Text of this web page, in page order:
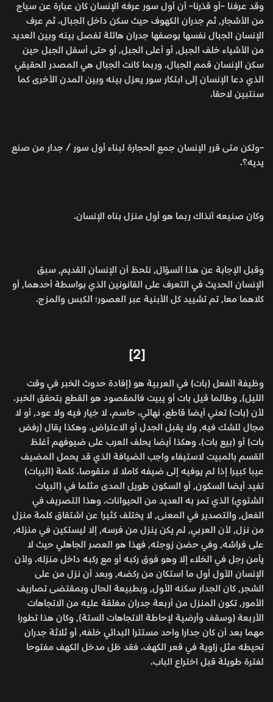
وقد عرفنا -أو قدّرنا- أن أول سور عرفه الإنسان كان عبارة عن سياج
من الأشجار, ثم جدران الكهوف حيث سكن داخل الجبال. ثم عرف
الإنسان الجبال نفسها بوصفها جدران هائلة تفصل بينه وبين العديد
من الأشياء خلف الجبل, أو أعلى الجبل, أو حتى أسفل الجبل حين
سكن الإنسان قمم الجبال. وربما كانت الجبال هي المصدر الحقيقي
الذي دعا الإنسان إلى ابتكار سور يعزل بينه وبين المدن الأخرى كما
سنتبين لاحقا.
-ولكن متى قرر الإنسان جمع الحجارة لبناء أول سور / جدار من صنع
يديه؟.
وكان صنيعه آنذاك ربما هو أول منزل بناه الإنسان.
وقبل الإجابة عن هذا السؤال, نلحظ أن الإنسان القديم, سبق
الإنسان الحديث في التعرف على القانونين الذي بواسطة أحدهما, أو
كلاهما معا, تم تشييد كل الأبنية عبر العصور؛ الكبس والمزج.
[2]
وظيفة الفعل (بات) في العربية هو (إفادة حدوث الخبر في وقت
الليل), وطالما قيل بات أو يبيت فالمقصود هو القطع بتحقق الخبر.
لأن (بات) تعني أيضا قاطع، نهائي، حاسم، لا خِيار فيه ولا عود, أو لا
مجال للشك فيه, ولا يقبل الجدل أو الاعتراض. وهكذا يقال (رفض
بات) أو (بيع بات). وهكذا أيضا يحلف العرب على ضيوفهم أغلظ
القسم بالمبيت لاستيفاء واجب الضيافة الذي قد يحمل المضيف
عيبا كبيرا إذا لم يوفيه إلى ضيفه كاملا لا منقوصا. كلمة (البيات)
تفيد أيضا السكون, أو السكون طويل المدى مثلما في (البيات
الشتوي) الذي تمر به العديد من الحيوانات. وهذا التصريف في
الفعل, والتصدير في المعنى, لا يختلف كثيرا عن اشتقاق كلمة منزل
من نزل, لأن العربي, لم يكن ينزل من فرسه, إلا ليستكين في منزله,
على فراشه, وفي حضن زوجته, فهذا هو العصر الجاهلي حيث لا
يأمن رجل في الخلاء إلا وهو فوق ركبه أو مع ركبه داخل منزله. ولأن
الإنسان الأول أول ما استكان من ركضه, وبعد أن نزل من على
الشجر, كان الجدار سكنه الأول, وبطبيعة الحال وبمقتضى تصاريف
الأمور, تكون المنزل من أربعة جدران مغلقة عليه من الاتجاهات
الأربعة (وسقف وأرضية لإحاطة الاتجاهات الستة), وكان هذا تطورا
مهما بعد أن كان جدارا واحد مستترا البدائي خلفه, أو ثلاثة جدران
تحيطه مثل زاوية في قعر الكهف. فقد ظل مدخل الكهف مفتوحا
لفترة طويلة قبل اختراع الباب.